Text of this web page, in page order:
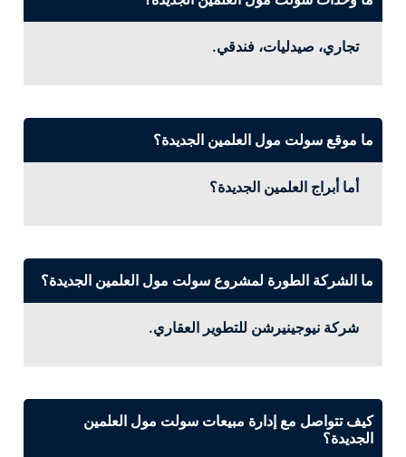
تجاري، صيدليات، فندقي.
ما موقع سولت مول العلمين الجديدة؟
أما أبراج العلمين الجديدة؟
ما الشركة الطورة لمشروع سولت مول العلمين الجديدة؟
شركة نيوجينيرشن للتطوير العقاري.
كيف تتواصل مع إدارة مبيعات سولت مول العلمين
الجديدة؟